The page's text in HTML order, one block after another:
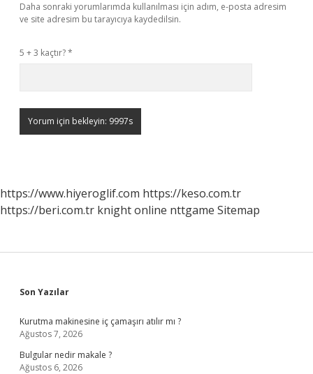
Daha sonraki yorumlarımda kullanılması için adım, e-posta adresim
ve site adresim bu tarayıcıya kaydedilsin.
5 + 3 kaçtır?*
https://www.hiyeroglif.com https://keso.com.tr
https://beri.com.tr knight online nttgame Sitemap
Sidebar
Son Yazılar
Kurutma makinesine iç çamaşırı atılır mı ?
Ağustos 7, 2026
Bulgular nedir makale ?
Ağustos 6, 2026